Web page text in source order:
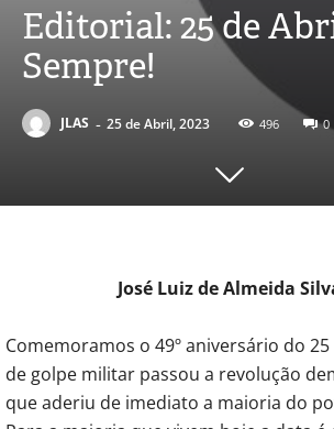
Editorial: 25 de
Sempre!
JLAS - 25 de Abril, 2023 496 0
José Luiz de Almeida
Comemoramos o 49º aniversário do
de golpe militar passou a revolução
que aderiu de imediato a maioria do